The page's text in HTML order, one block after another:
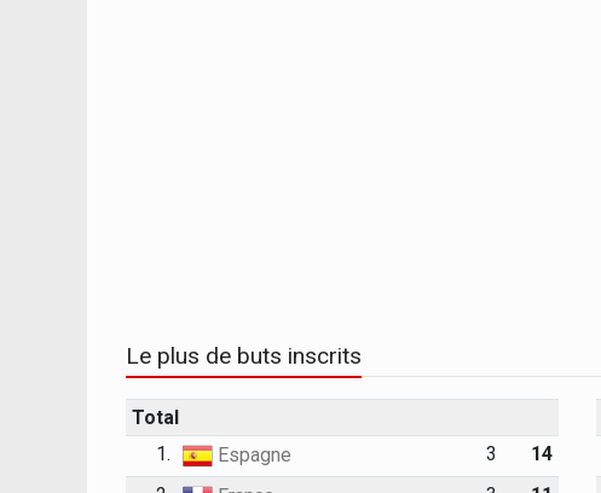
Le plus de buts inscrits
Total
1.
Espagne 3
14